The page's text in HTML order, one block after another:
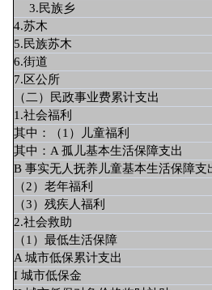
3.民族乡
4.苏木
5.民族苏木
6.街道
7.区公所
（二）民政事业费累计支出
1.社会福利
其中：（1）儿童福利
其中：A 孤儿基本生活保障支出
B 事实无人抚养儿童基本生活保障支
（2）老年福利
（3）残疾人福利
2.社会救助
（1）最低生活保障
A 城市低保累计支出
I 城市低保金